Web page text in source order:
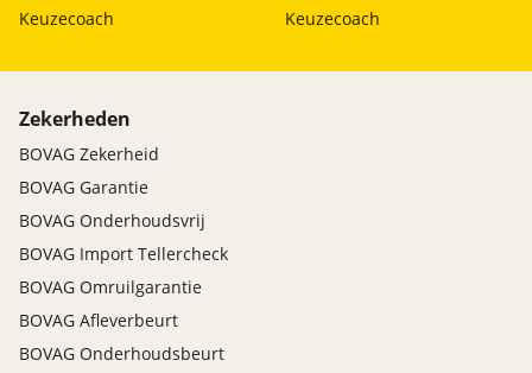
Keuzecoach Keuzecoach
Zekerheden
BOVAG Zekerheid
BOVAG Garantie
BOVAG Onderhoudsvrij
BOVAG Import Tellercheck
BOVAG Omruilgarantie
BOVAG Afleverbeurt
BOVAG Onderhoudsbeurt